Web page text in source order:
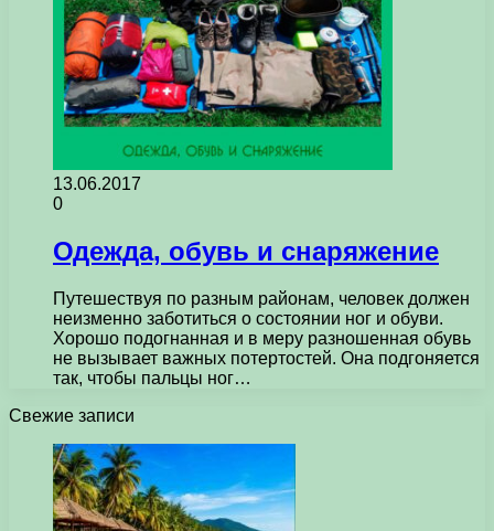
13.06.2017
0
Одежда, обувь и снаряжение
Путешествуя по разным районам, человек должен
неизменно заботиться о состоянии ног и обуви.
Хорошо подогнанная и в меру разношенная обувь
не вызывает важных потертостей. Она подгоняется
так, чтобы пальцы ног…
Свежие записи